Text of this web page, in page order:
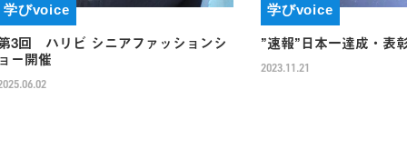
シニアファッションシ
学びvoice
”速報”日本一達成・表彰台独占